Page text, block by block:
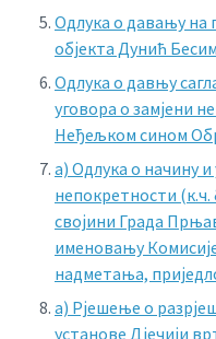
Одлука о давању
објекта Дунић
Одлука о давњу
уговора о замјени
Неђељком сином
а) Одлука о начину
непокретности
својини Града
именовању
надметања,
а) Рјешење о
установе Дјечији